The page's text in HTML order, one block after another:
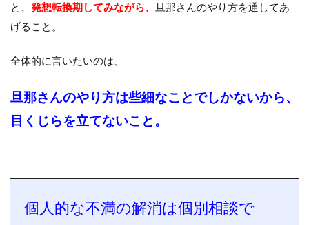
と、 発想転換期してみながら、
旦那さんのやり方を通してあ
げること。
全体的に言いたいのは、
旦那さんのやり方は些細なことでしかないから、
目くじらを立てないこと。
個人的な不満の解消は個別相談で